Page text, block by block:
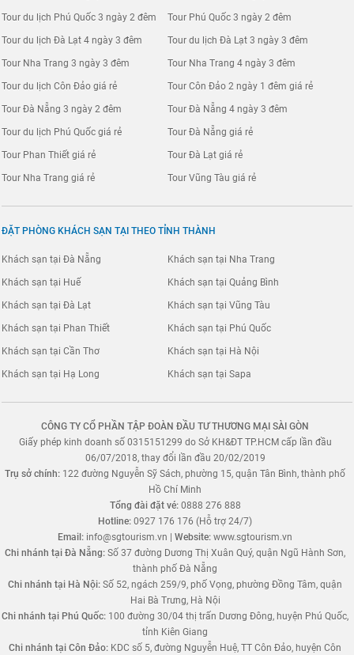
Tour du lịch Phú Quốc 3 ngày 2 đêm Tour Phú Quốc 3 ngày 2 đêm
Tour du lịch Đà Lạt 4 ngày 3 đêm Tour du lịch Đà Lạt 3 ngày 3 đêm
Tour Nha Trang 3 ngày 3 đêm Tour Nha Trang 4 ngày 3 đêm
Tour du lịch Côn Đảo giá rẻ Tour Côn Đảo 2 ngày 1 đêm giá rẻ
Tour Đà Nẵng 3 ngày 2 đêm Tour Đà Nẵng 4 ngày 3 đêm
Tour du lịch Phú Quốc giá rẻ Tour Đà Nẵng giá rẻ
Tour Phan Thiết giá rẻ Tour Đà Lạt giá rẻ
Tour Nha Trang giá rẻ Tour Vũng Tàu giá rẻ
ĐẶT PHÒNG KHÁCH SẠN TẠI THEO TỈNH THÀNH
Khách sạn tại Đà Nẵng
Khách sạn tại Huế
Khách sạn tại Nha Trang
Khách sạn tại Quảng Bình
Khách sạn tại Đà Lạt
Khách sạn tại Phan Thiết
Khách sạn tại Vũng Tàu
Khách sạn tại Phú Quốc
Khách sạn tại Cần Thơ
Khách sạn tại Hạ Long
Khách sạn tại Hà Nội
Khách sạn tại Sapa
CÔNG TY CỔ PHẦN TẬP ĐOÀN ĐẦU TƯ THƯƠNG MẠI SÀI GÒN
Giấy phép kinh doanh số 0315151299 do Sở KH&ĐT TP.HCM cấp lần đầu
06/07/2018, thay đổi lần đầu 20/02/2019
Trụ sở chính: 122 đường Nguyễn Sỹ Sách, phường 15, quận Tân Bình, thành phố
Hồ Chí Minh
Tổng đài đặt vé:0888 276 888
Hotline: 0927 176 176 (Hỗ trợ 24/7)
Email: info@sgtourism.vn |Website: www.sgtourism.vn
Chi nhánh tại Đà Nẵng: Số 37 đường Dương Thị Xuân Quý, quận Ngũ Hành Sơn,
thành phố Đà Nẵng
Chi nhánh tại Hà Nội: Số 52, ngách 259/9, phố Vọng, phường Đồng Tâm, quận
Hai Bà Trưng, Hà Nội
Chi nhánh tại Phú Quốc: 100 đường 30/04 thị trấn Dương Đông, huyện Phú Quốc,
tỉnh Kiên Giang
Chi nhánh tại Côn Đảo: KDC số 5, đường Nguyễn Huệ, TT Côn Đảo, huyện Côn